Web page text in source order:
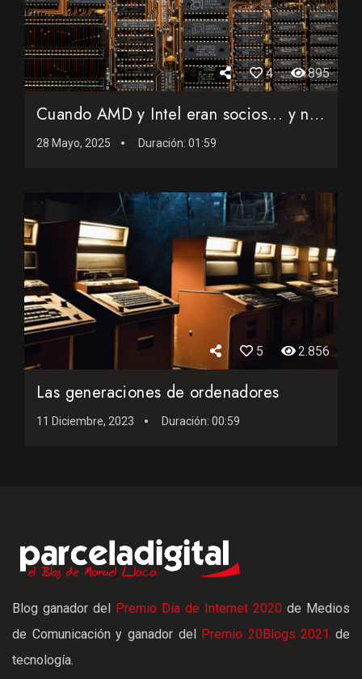
4 895
Cuando AMD y Intel eran socios... y nadie lo sabía
28 Mayo, 2025 Duración: 01:59
5 2.856
Las generaciones de ordenadores
11 Diciembre, 2023 Duración: 00:59
Blog ganador del Premio Día de Internet 2020 de Medios
de Comunicación y ganador del Premio 20Blogs 2021 de
tecnología.